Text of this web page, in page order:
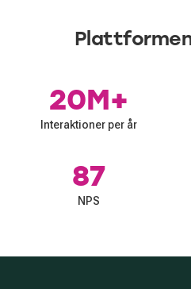
20M+
Interaktioner per år
87
NPS